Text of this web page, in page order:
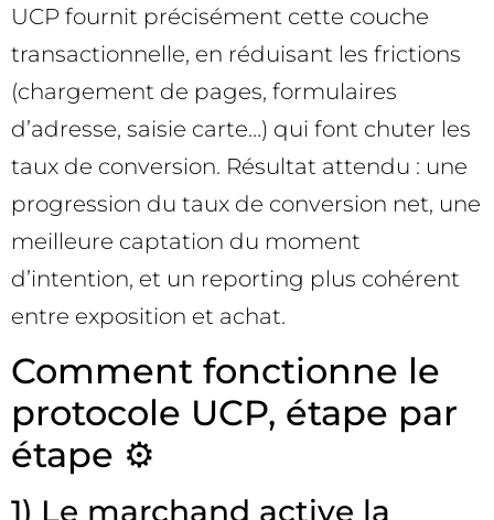
UCP fournit précisément cette couche
transactionnelle, en réduisant les frictions
(chargement de pages, formulaires
d’adresse, saisie carte…) qui font chuter les
taux de conversion. Résultat attendu : une
progression du taux de conversion net, une
meilleure captation du moment
d’intention, et un reporting plus cohérent
entre exposition et achat.
Comment fonctionne le
protocole UCP, étape par
étape ⚙️
1) Le marchand active la